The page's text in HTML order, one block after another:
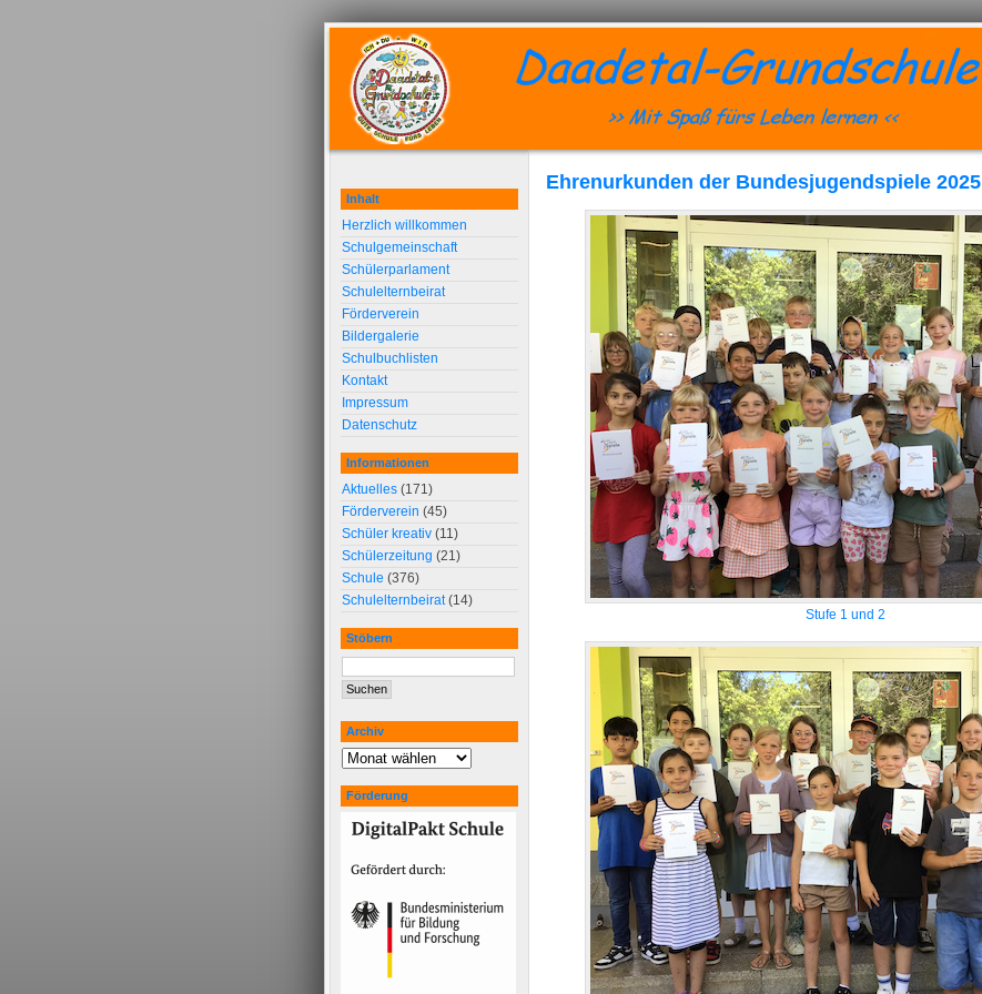
Ehrenurkunden der Bundesjugendspiele 2025
Stufe 1 und 2
Inhalt
Herzlich willkommen
Schulgemeinschaft
Schülerparlament
Schulelternbeirat
Förderverein
Bildergalerie
Schulbuchlisten
Kontakt
Impressum
Datenschutz
Informationen
Aktuelles (171)
Förderverein (45)
Schüler kreativ (11)
Schülerzeitung (21)
Schule (376)
Schulelternbeirat(14)
Stöbern
Archiv
Förderung